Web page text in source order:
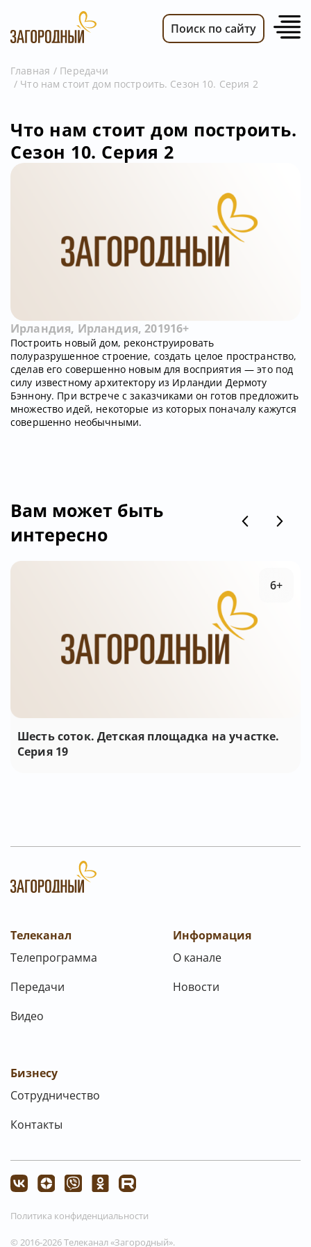
ВИДЕО
ПЕРЕДАЧИ
ТЕЛЕПРОГРАММА
РЕКЛАМОДАТЕЛЯМ
Поиск по сайту
Главная
Передачи
Что нам стоит дом построить. Сезон 10. Серия 2
Что нам стоит дом построить.
Сезон 10. Серия 2
Ирландия, Ирландия, 201916+
Построить новый дом, реконструировать
полуразрушенное строение, создать целое пространство,
сделав его совершенно новым для восприятия — это под
силу известному архитектору из Ирландии Дермоту
Бэннону. При встрече с заказчиками он готов предложить
множество идей, некоторые из которых поначалу кажутся
совершенно необычными.
Вам может быть
интересно
Шесть соток. Детская площадка на участке.
Серия 19
6+
Телеканал
Телепрограмма
Передачи
Видео
Информация
О канале
Новости
Бизнесу
Сотрудничество
Контакты
© 2016-2026 Телеканал «Загородный».
Политика конфиденциальности